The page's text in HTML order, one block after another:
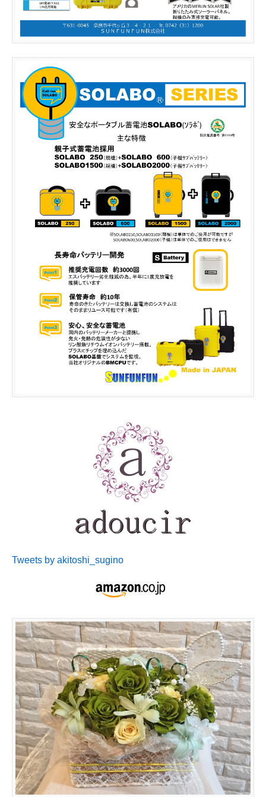
Tweets by akitoshi_sugino